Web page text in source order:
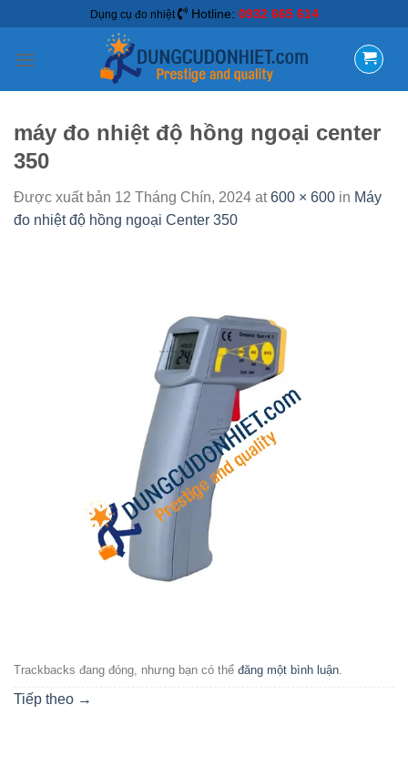
Dụng cụ đo nhiệt Hotline: 0932 665 614
máy đo nhiệt độ hồng ngoại center
350
Được xuất bản 12 Tháng Chín, 2024 at600 × 600 in Máy
đo nhiệt độ hồng ngoại Center 350
Trackbacks đang đóng, nhưng bạn có thể đăng một bình luận.
Tiếp theo →